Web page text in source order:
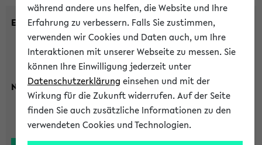
Einrichtung:
Nachname:
während andere uns helfen, die Website und Ihre
Erfahrung zu verbessern. Falls Sie zustimmen,
verwenden wir Cookies und Daten auch, um Ihre
Interaktionen mit unserer Webseite zu messen. Sie
können Ihre Einwilligung jederzeit unter
Datenschutzerklärung einsehen und mit der
Wirkung für die Zukunft widerrufen. Auf der Seite
finden Sie auch zusätzliche Informationen zu den
verwendeten Cookies und Technologien.